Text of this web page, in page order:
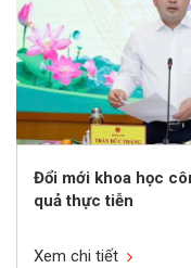
Đổi mới khoa học
quả thực tiễn
Xem chi tiết